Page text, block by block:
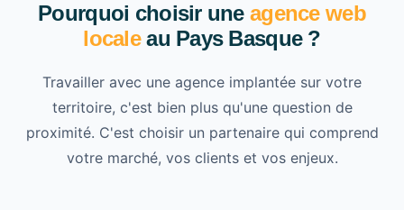
Pourquoi choisir uneagence web
localeau Pays Basque ?
Travailler avec une agence implantée sur votre
territoire, c'est bien plus qu'une question de
proximité. C'est choisir un partenaire qui comprend
votre marché, vos clients et vos enjeux.